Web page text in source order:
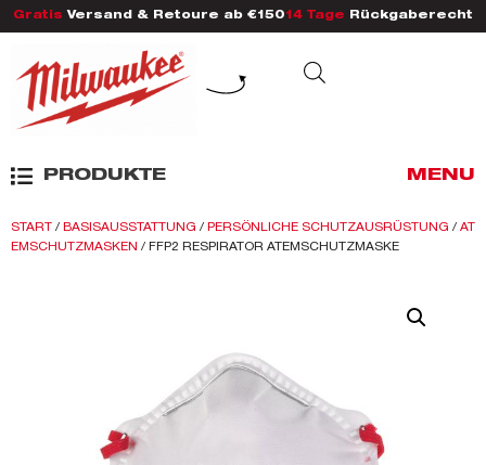
Gratis Versand & Retoure ab €150 14 Tage Rückgaberecht
PRODUKTE MENU
START / BASISAUSSTATTUNG / PERSÖNLICHE SCHUTZAUSRÜSTUNG / AT
EMSCHUTZMASKEN / FFP2 RESPIRATOR ATEMSCHUTZMASKE